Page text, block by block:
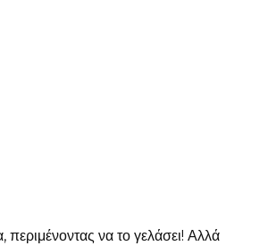
περιμένοντας να το γελάσει! Αλλά